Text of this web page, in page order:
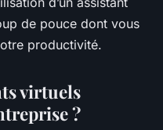
de pouce dont vous
productivité.
virtuels
?